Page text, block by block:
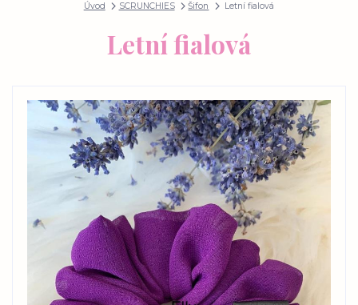
Úvod SCRUNCHIES Šifon Letní fialová
Letní fialová